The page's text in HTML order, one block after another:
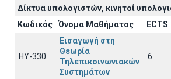
Δίκτυα υπολογιστών, κινητοί
Κωδικός
Όνομα Μαθήματος ECTS
ΗΥ-330
Εισαγωγή στη
Θεωρία
Τηλεπικοινωνιακών
Συστημάτων
6